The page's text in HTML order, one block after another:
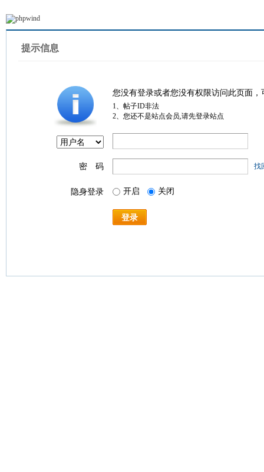
提示信息
您没有登录或者您没有权限访问此页面
1、帖子ID非法
2、您还不是站点会员,请先登录站点
密 码 找
隐身登录 开启 关闭
登录